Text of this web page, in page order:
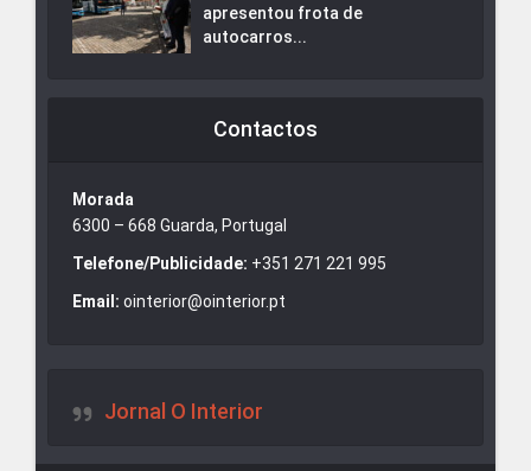
apresentou frota de
autocarros...
Contactos
Morada
6300 – 668 Guarda, Portugal
Telefone/Publicidade: +351 271 221 995
Email: ointerior@ointerior.pt
Jornal O Interior